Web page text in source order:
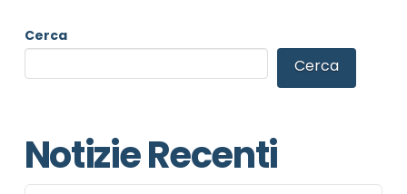
Cerca
Cerca
Notizie Recenti